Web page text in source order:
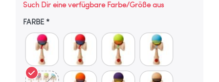
Such Dir eine verfügbare Farbe/Größe aus
FARBE